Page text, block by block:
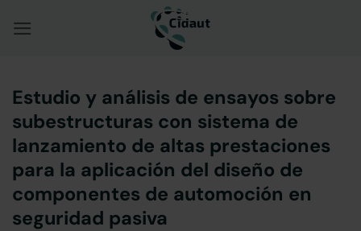
Estudio y análisis de ensayos sobre
subestructuras con sistema de
lanzamiento de altas prestaciones
para la aplicación del diseño de
componentes de automoción en
seguridad pasiva